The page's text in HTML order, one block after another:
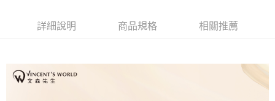
1.分期款項不併入電信帳單，「大哥付你分期」於每月結算日後寄送繳費提
【注意事項】
【「AFTEE先享後付」結帳流程】
２．訂單成立數日內，您將收到繳費通知簡訊。
３．收到繳費通知簡訊後14天內，點擊此簡訊中的連結，可透過四大超商／
每筆NT$80，滿NT$1,500(含以上)免運費
每筆NT$80，滿NT$1,500(含以上)免運費
詳細說明 商品規格 相關推薦